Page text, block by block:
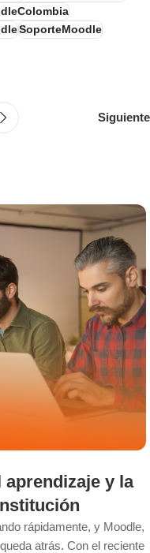
SoporteMoodle
Siguiente
aprendizaje y la
rápidamente, y Moodle,
atrás. Con el reciente